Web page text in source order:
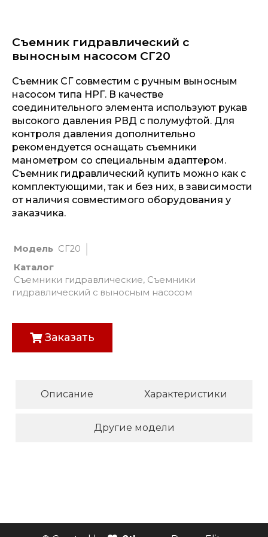
Съемник гидравлический с
выносным насосом СГ20
Съемник СГ совместим с ручным выносным
насосом типа НРГ. В качестве
соединительного элемента используют рукав
высокого давления РВД с полумуфтой. Для
контроля давления дополнительно
рекомендуется оснащать съемники
манометром со специальным адаптером.
Съемник гидравлический купить можно как с
комплектующими, так и без них, в зависимости
от наличия совместимого оборудования у
заказчика.
Модель СГ20
Каталог
Съемники гидравлические, Съемники
гидравлический с выносным насосом
Заказать
Описание Характеристики
Другие модели